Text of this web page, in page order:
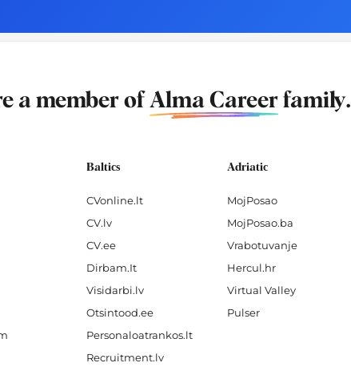
a member of Alma Careerfamily.
Baltics
CVonline.lt
CV.lv
CV.ee
Dirbam.It
Visidarbi.lv
Otsintood.ee
Personaloatrankos.lt
Recruitment.lv
Adriatic
MojPosao
MojPosao.ba
Vrabotuvanje
Hercul.hr
Virtual Valley
Pulser